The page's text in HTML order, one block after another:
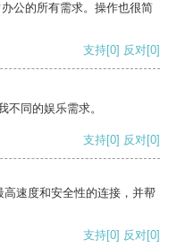
公的所有需求。操作也很简
支持[0] 反对[0]
不同的娱乐需求。
支持[0] 反对[0]
速度和安全性的连接，并帮
支持[0] 反对[0]